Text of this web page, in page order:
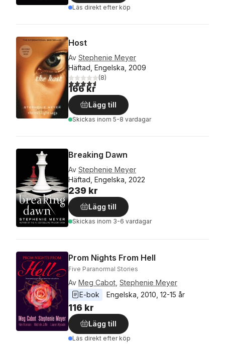
Läs direkt efter köp
Host
Av Stephenie Meyer
Häftad, Engelska, 2009
4,6utav 5 stjärnor. Totalt antal röster:
(8)
166 kr
Lägg till
Skickas inom 5-8 vardagar
Breaking Dawn
Av Stephenie Meyer
Häftad, Engelska, 2022
239 kr
Lägg till
Skickas inom 3-6 vardagar
Prom Nights From Hell
Five Paranormal Stories
Av Meg Cabot Stephenie Meyer
E-bok
Engelska 2010 12-15 år
116 kr
Lägg till
Läs direkt efter köp